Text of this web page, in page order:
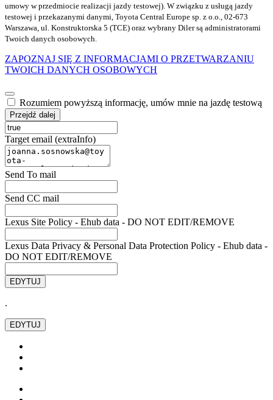
umowy w przedmiocie realizacji jazdy testowej). W związku z usługą jazdy
testowej i przekazanymi danymi, Toyota Central Europe sp. z o.o., 02-673
Warszawa, ul. Konstruktorska 5 (TCE) oraz wybrany Diler są administratorami
Twoich danych osobowych.
ZAPOZNAJ SIĘ Z INFORMACJAMI O PRZETWARZANIU
TWOICH DANYCH OSOBOWYCH
Rozumiem powyższą informację, umów mnie na jazdę testową
Przejdź dalej
Target email (extraInfo)
Send To mail
Send CC mail
Lexus Site Policy - Ehub data - DO NOT EDIT/REMOVE
Lexus Data Privacy & Personal Data Protection Policy - Ehub data -
DO NOT EDIT/REMOVE
EDYTUJ
.
EDYTUJ